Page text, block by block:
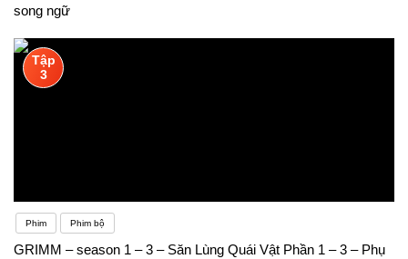
song ngữ
Tập
3
Phim Phim bộ
GRIMM – season 1 – 3 – Săn Lùng Quái Vật Phần 1 – 3 – Phụ